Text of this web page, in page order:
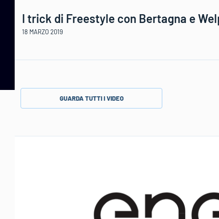
I trick di Freestyle con Bertagna e
18 MARZO 2019
GUARDA TUTTI I VIDEO